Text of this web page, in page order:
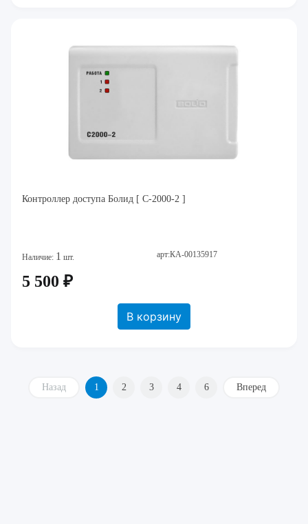
Контроллер доступа Болид [ С-2000-2 ]
Наличие: 1 шт. арт:КА-00135917
5 500 ₽
В корзину
Назад 1 2 3 4 6 Вперед